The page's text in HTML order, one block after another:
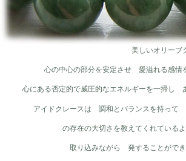
美しいオリーブ
心の中心の部分を安定させ 愛溢れる感情
心にある否定的で威圧的なエネルギーを一掃し
アイドクレースは 調和とバランスを持って
の存在の大切さを教えてくれている
取り込みながら 発することがで